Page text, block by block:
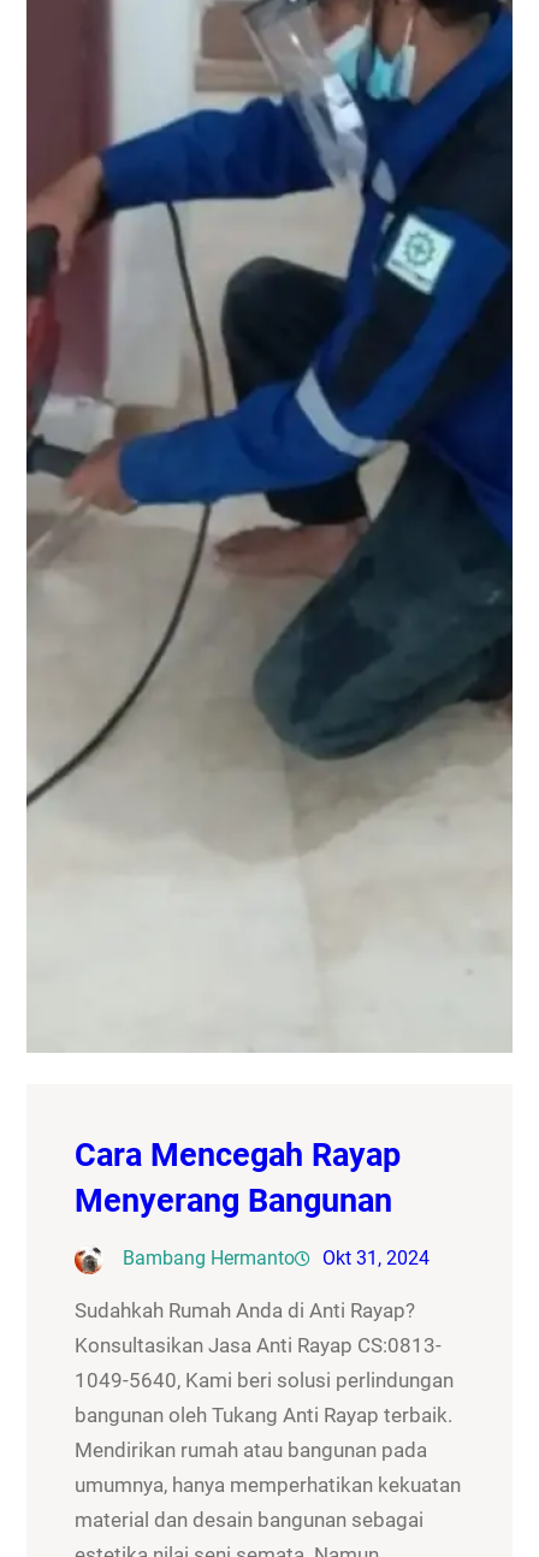
Cara Mencegah Rayap
Menyerang Bangunan
Bambang Hermanto Okt 31, 2024
Sudahkah Rumah Anda di Anti Rayap?
Konsultasikan Jasa Anti Rayap CS:0813-
1049-5640, Kami beri solusi perlindungan
bangunan oleh Tukang Anti Rayap terbaik.
Mendirikan rumah atau bangunan pada
umumnya, hanya memperhatikan kekuatan
material dan desain bangunan sebagai